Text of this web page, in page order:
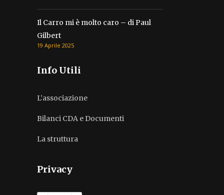
Il Carro mi è molto caro – di Paul
Gilbert
19 Aprile 2025
Info Utili
L’associazione
Bilanci CDA e Documenti
La struttura
Privacy